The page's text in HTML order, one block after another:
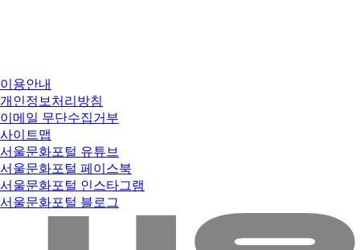
이용안내
개인정보처리방침
이메일 무단수집거부
사이트맵
서울문화포털 유튜브
서울문화포털 페이스북
서울문화포털 인스타그램
서울문화포털 블로그